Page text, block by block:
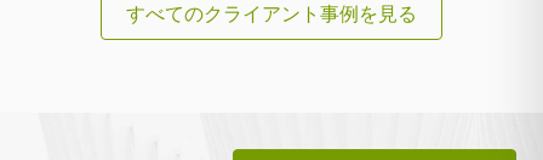
すべてのクライアント事例を見る